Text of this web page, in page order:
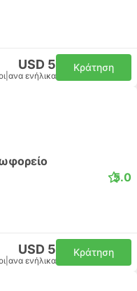
USD 5
ανα ενήλικα
Κράτηση
5.0
USD 5
ανα ενήλικα
Κράτηση